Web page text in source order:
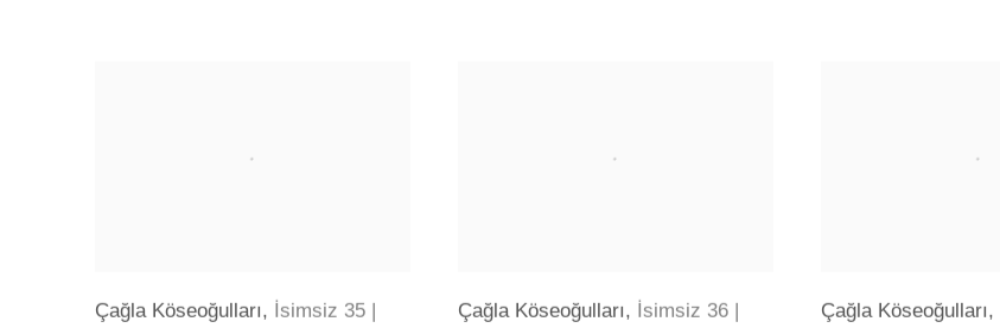
Çağla Köseoğulları, İsimsiz 35 |
Çağla Köseoğulları, İsimsiz 36 |
Çağla Köseoğulları,